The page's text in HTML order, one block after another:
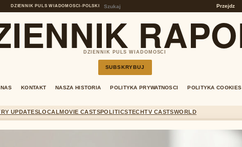
DZIENNIK PULS WIADOMOSCI• POLSKI Przejdz
DZIENNIK PULS WIADOMOSCI
SUBSKRYBUJ
KONTAKT NASZA HISTORIA POLITYKA PRYWATNOSCI POLITYKA COOKIES
UPDATESLOCALMOVIE CASTSPOLITICSTECHTV CASTSWORLD